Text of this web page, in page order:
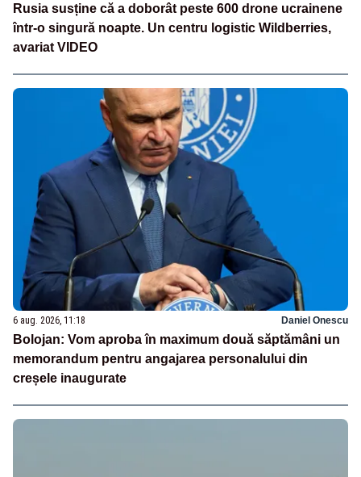
Rusia susține că a doborât peste 600 drone ucrainene
într-o singură noapte. Un centru logistic Wildberries,
avariat VIDEO
6 aug. 2026, 11:18 Daniel Onescu
Bolojan: Vom aproba în maximum două săptămâni un
memorandum pentru angajarea personalului din
creșele inaugurate